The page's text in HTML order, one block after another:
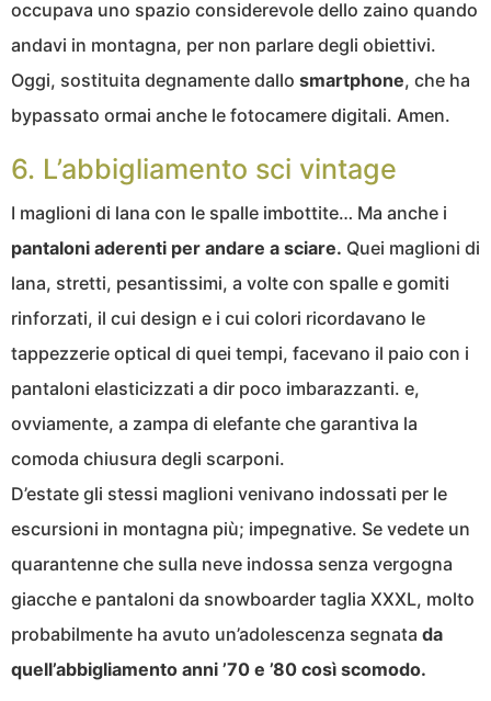
occupava uno spazio considerevole dello zaino quando
andavi in montagna, per non parlare degli obiettivi.
Oggi, sostituita degnamente dallo smartphone, che ha
bypassato ormai anche le fotocamere digitali. Amen.
6. L’abbigliamento sci vintage
I maglioni di lana con le spalle imbottite… Ma anche i
pantaloni aderenti per andare a sciare. Quei maglioni di
lana, stretti, pesantissimi, a volte con spalle e gomiti
rinforzati, il cui design e i cui colori ricordavano le
tappezzerie optical di quei tempi, facevano il paio con i
pantaloni elasticizzati a dir poco imbarazzanti. e,
ovviamente, a zampa di elefante che garantiva la
comoda chiusura degli scarponi.
D’estate gli stessi maglioni venivano indossati per le
escursioni in montagna più; impegnative. Se vedete un
quarantenne che sulla neve indossa senza vergogna
giacche e pantaloni da snowboarder taglia XXXL, molto
probabilmente ha avuto un’adolescenza segnata da
quell’abbigliamento anni ’70 e ’80 così scomodo.